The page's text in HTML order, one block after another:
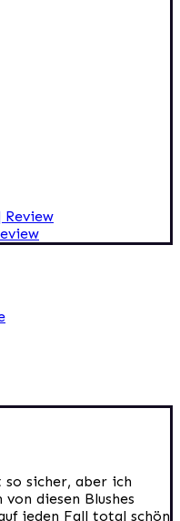
sicher, aber ich
von diesen Blushes
jeden Fall total schön